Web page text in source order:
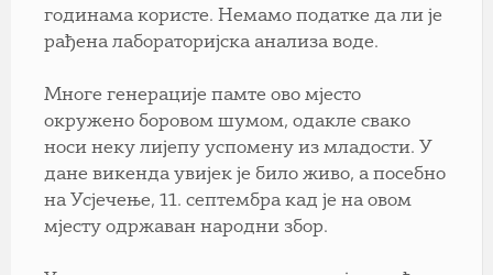
годинама користе. Немамо податке да ли је
рађена лабораторијска анализа воде.
Многе генерације памте ово мјесто
окружено боровом шумом, одакле свако
носи неку лијепу успомену из младости. У
дане викенда увијек је било живо, а посебно
на Усјечење, 11. септембра кад је на овом
мјесту одржаван народни збор.